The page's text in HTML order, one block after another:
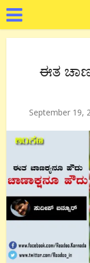
ಈತ
September 19,